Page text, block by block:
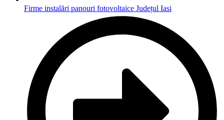
Firme instalări panouri fotovoltaice Județul Iasi